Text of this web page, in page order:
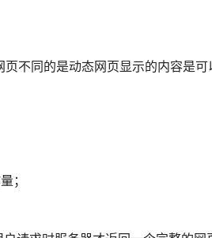
不同的是动态网页显示的内容是
；